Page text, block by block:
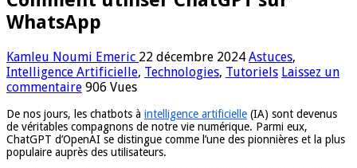
WhatsApp
Kamleu Noumi Emeric 22 décembre 2024 Astuces,
Intelligence Artificielle, Technologies, Tutoriels Laissez un
commentaire 906 Vues
De nos jours, les chatbots à intelligence artificielle (IA) sont devenus
de véritables compagnons de notre vie numérique. Parmi eux,
ChatGPT d’OpenAI se distingue comme l’une des pionnières et la plus
populaire auprès des utilisateurs.